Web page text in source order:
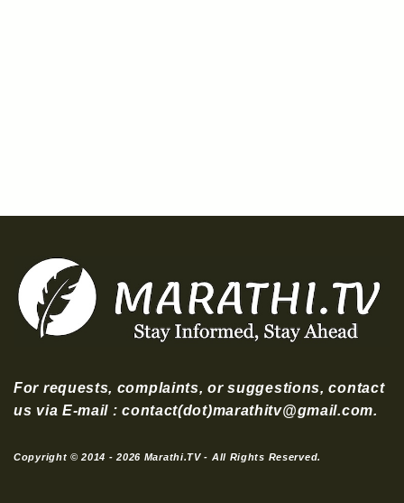
For requests, complaints, or suggestions, contact
us via E-mail : contact(dot)marathitv@gmail.com.
Copyright © 2014 - 2026 Marathi.TV - All Rights Reserved.